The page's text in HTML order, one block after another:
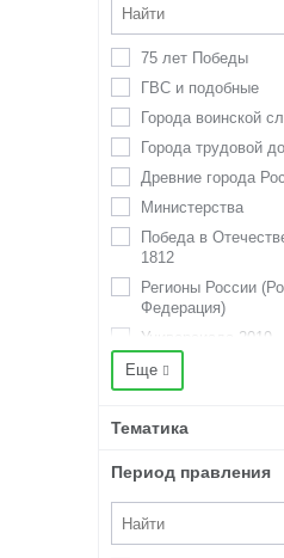
25 копеек
25 рублей
3 копейки
3 марки
3 рубля
37 рублей 50 копеек
4 копейки
5 долларов США
5 копеек
5 марок
5 рублей
50 копеек
500 рублей
75 лет Победы
ГВС и подобные
Города воинской
Города трудовой
Древние города
Министерства
Победа в
1812
Регионы России
Федерация)
Универсиада 2019
Человек труда
55 лет Победы
Американские
Крымские сражения
Олимпиада 1980
Еще
Тематика
Период правления